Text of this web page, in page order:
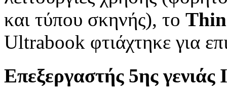
και τύπου σκηνής), το
Ultrabook φτιάχτηκε για
Επεξεργαστής 5ης